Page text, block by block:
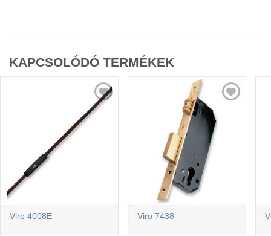
KAPCSOLÓDÓ TERMÉKEK
Viro 4008E Viro 7438